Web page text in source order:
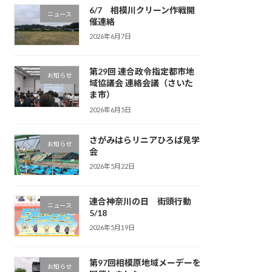
ニュース
6/7 相模川クリーン作戦開
催連絡
2026年6月7日
お知らせ
第29回 連合政令指定都市地
域協議会 連絡会議（さいた
ま市）
2026年6月5日
お知らせ
さがみはらリニアひろば見学
会
2026年5月22日
ニュース
連合神奈川の日 街頭行動
5/18
2026年5月19日
お知らせ
第97回相模原地域メーデーを